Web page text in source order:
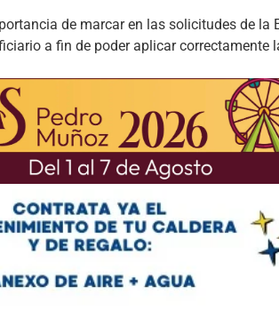
de marcar en las solicitudes de
a fin de poder aplicar correctamente